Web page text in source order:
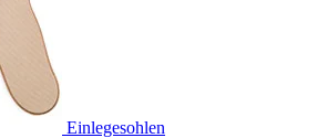
Einlegesohlen